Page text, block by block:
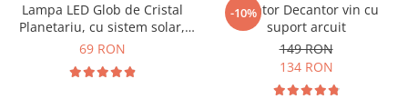
Lampa LED Glob de Cristal
Planetariu, cu sistem solar,
cadou captivant
69 RON
-10%
Aerator Decantor vin cu
suport arcuit
149 RON
134 RON